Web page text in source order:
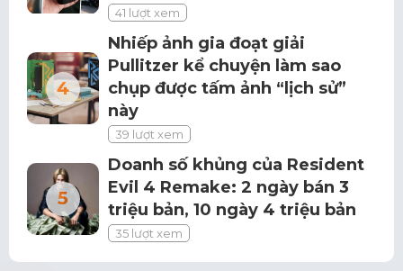
41 lượt xem
Nhiếp ảnh gia đoạt giải
Pullitzer kể chuyện làm sao
chụp được tấm ảnh “lịch sử”
này
39 lượt xem
Doanh số khủng của Resident
Evil 4 Remake: 2 ngày bán 3
triệu bản, 10 ngày 4 triệu bản
35 lượt xem